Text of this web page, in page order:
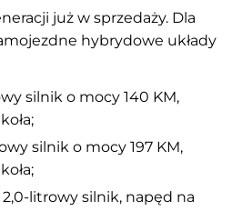
już w sprzedaży. Dla
hybrydowe układy
silnik o mocy 140 KM,
silnik o mocy 197 KM,
litrowy silnik, napęd na